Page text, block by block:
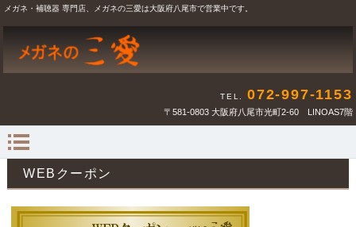
メガネ・補聴器 専門店、メガネの三愛は大阪府八尾市で営業中です。
TEL. 072-997-1153
〒581-0803 大阪府八尾市光町2-60 LINOAS7階
WEBクーポン